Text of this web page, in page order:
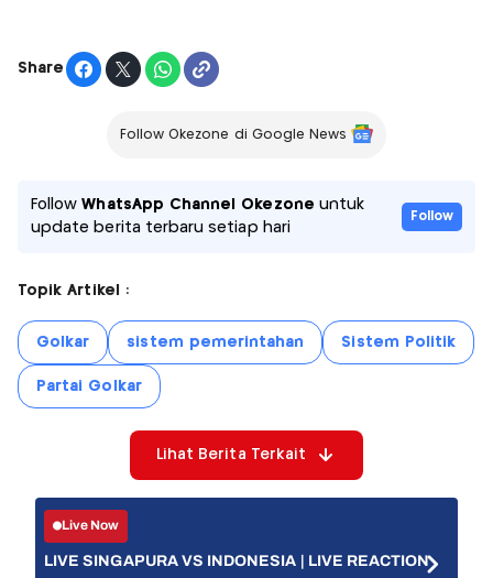
Share
Follow Okezone di Google News
FollowWhatsApp Channel Okezone untuk
update berita terbaru setiap hari
Follow
Topik Artikel :
Golkar sistem pemerintahan Sistem Politik
Partai Golkar
Lihat Berita Terkait
Live Now
LIVE SINGAPURA VS INDONESIA | LIVE REACTION